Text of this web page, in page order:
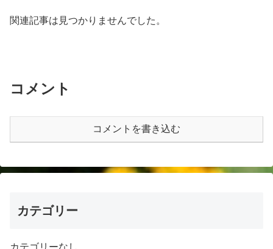
関連記事は見つかりませんでした。
コメント
コメントを書き込む
カテゴリー
カテゴリーなし